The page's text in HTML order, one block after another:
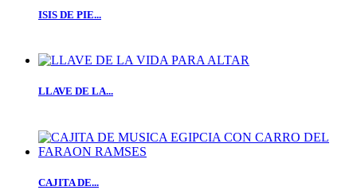
ISIS DE PIE...
LLAVE DE LA...
CAJITA DE...